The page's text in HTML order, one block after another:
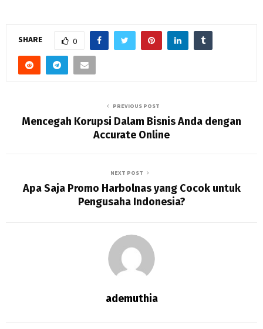
SHARE 0
PREVIOUS POST
Mencegah Korupsi Dalam Bisnis Anda dengan
Accurate Online
NEXT POST
Apa Saja Promo Harbolnas yang Cocok untuk
Pengusaha Indonesia?
ademuthia